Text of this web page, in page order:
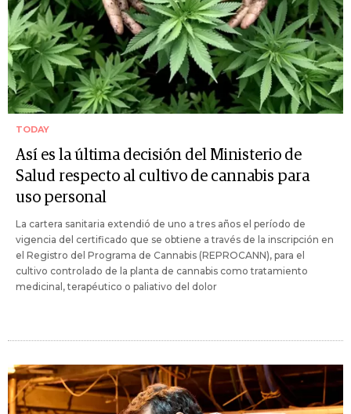
TODAY
Así es la última decisión del Ministerio de
Salud respecto al cultivo de cannabis para
uso personal
La cartera sanitaria extendió de uno a tres años el período de
vigencia del certificado que se obtiene a través de la inscripción en
el Registro del Programa de Cannabis (REPROCANN), para el
cultivo controlado de la planta de cannabis como tratamiento
medicinal, terapéutico o paliativo del dolor